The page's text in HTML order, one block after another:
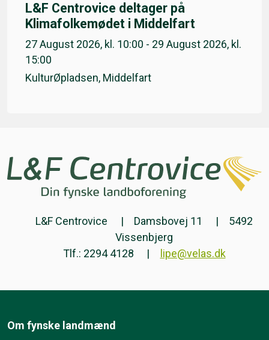
L&F Centrovice deltager på
Klimafolkemødet i Middelfart
27 August 2026, kl. 10:00 - 29 August 2026, kl.
15:00
KulturØpladsen, Middelfart
L&F Centrovice Damsbovej 11
5492
Vissenbjerg
Tlf.: 2294 4128
lipe@velas.dk
Om fynske landmænd